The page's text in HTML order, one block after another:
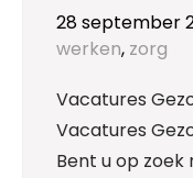
28 september
werken, zorg
Vacatures
Vacatures
Bent u op zoek